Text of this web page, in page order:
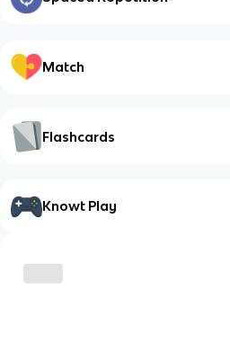
Match
Flashcards
Knowt Play